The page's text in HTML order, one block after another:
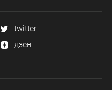
twitter
дзен